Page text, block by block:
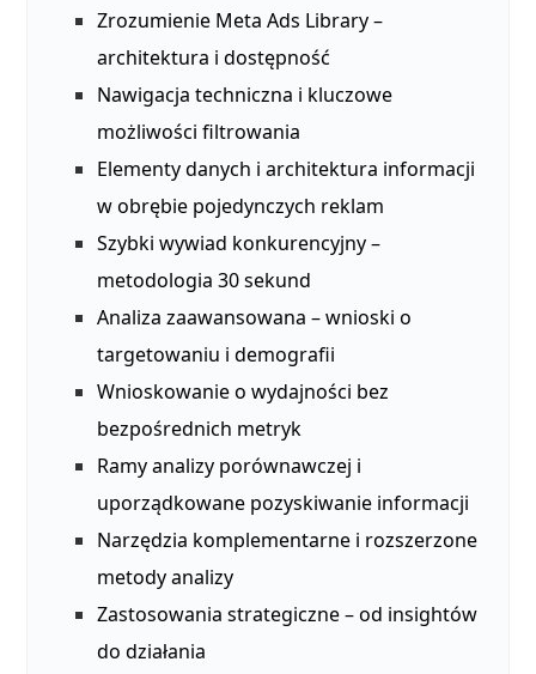
Zrozumienie Meta Ads Library –
architektura i dostępność
Nawigacja techniczna i kluczowe
możliwości filtrowania
Elementy danych i architektura informacji
w obrębie pojedynczych reklam
Szybki wywiad konkurencyjny –
metodologia 30 sekund
Analiza zaawansowana – wnioski o
targetowaniu i demografii
Wnioskowanie o wydajności bez
bezpośrednich metryk
Ramy analizy porównawczej i
uporządkowane pozyskiwanie informacji
Narzędzia komplementarne i rozszerzone
metody analizy
Zastosowania strategiczne – od insightów
do działania